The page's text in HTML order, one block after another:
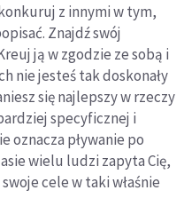
z innymi w tym,
Znajdź swój
ją w zgodzie ze sobą i
nie jesteś tak doskonały
się najlepszy w rzeczy
specyficznej i
oznacza pływanie po
wielu ludzi zapyta Cię,
cele w taki właśnie